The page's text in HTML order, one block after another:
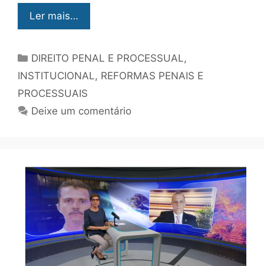
Ler mais…
DIREITO PENAL E PROCESSUAL,
INSTITUCIONAL, REFORMAS PENAIS E
PROCESSUAIS
Deixe um comentário